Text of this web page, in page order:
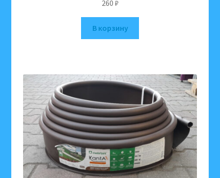
260 ₽
В корзину